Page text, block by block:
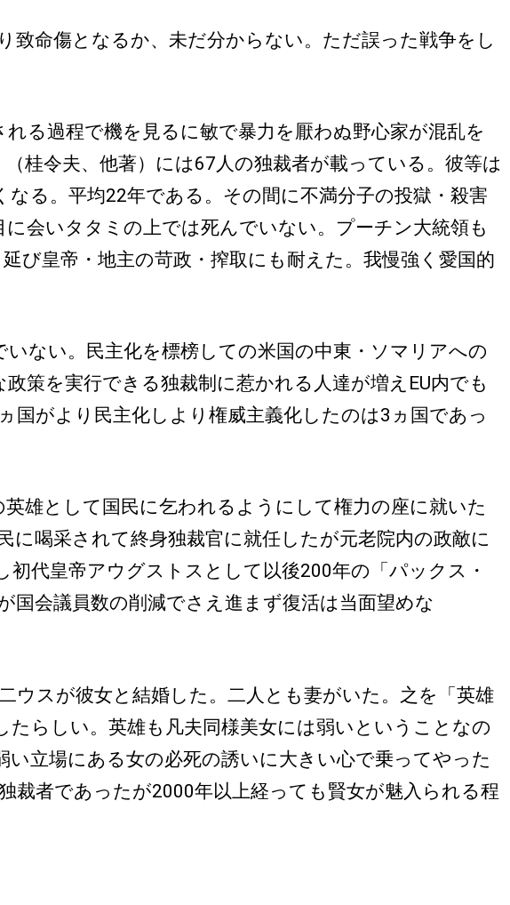
命傷となるか、未だ分からない。ただ誤った戦争をし
る過程で機を見るに敏で暴力を厭わぬ野心家が混乱を
桂令夫、他著）には67人の独裁者が載っている。彼等は
る。平均22年である。その間に不満分子の投獄・殺害
会いタタミの上では死んでいない。プーチン大統領も
び皇帝・地主の苛政・搾取にも耐えた。我慢強く愛国的
ない。民主化を標榜しての米国の中東・ソマリアへの
策を実行できる独裁制に惹かれる人達が増えEU内でも
国がより民主化しより権威主義化したのは3ヵ国であっ
雄として国民に乞われるようにして権力の座に就いた
喝采されて終身独裁官に就任したが元老院内の政敵に
代皇帝アウグストスとして以後200年の「パックス・
国会議員数の削減でさえ進まず復活は当面望めな
スが彼女と結婚した。二人とも妻がいた。之を「英雄
らしい。英雄も凡夫同様美女には弱いということなの
立場にある女の必死の誘いに大きい心で乗ってやった
者であったが2000年以上経っても賢女が魅入られる程